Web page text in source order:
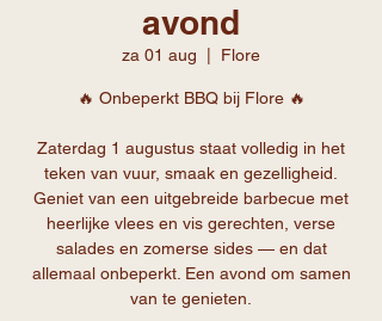
avond
za 01 aug Flore
🔥 Onbeperkt BBQ bij Flore 🔥
Zaterdag 1 augustus staat volledig in het
teken van vuur, smaak en gezelligheid.
Geniet van een uitgebreide barbecue met
heerlijke vlees en vis gerechten, verse
salades en zomerse sides — en dat
allemaal onbeperkt. Een avond om samen
van te genieten.